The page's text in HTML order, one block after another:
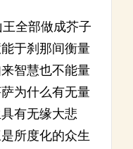
全部做成芥子
于刹那间衡量
智慧也不能量
为什么有无量
有无缘大悲
所度化的众生